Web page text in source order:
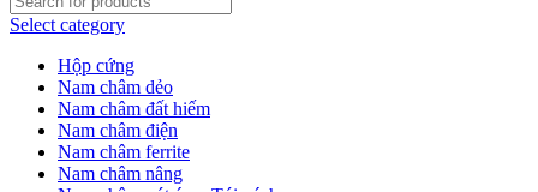
Select category
Hộp cứng
Nam châm dẻo
Nam châm đất hiếm
Nam châm điện
Nam châm ferrite
Nam châm nâng